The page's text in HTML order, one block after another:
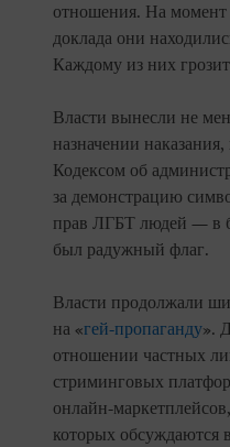
отношения. На момент
доклада они
Каждому из них
Власти вынесли не
назначении
Кодексом об
за демонстрацию
прав ЛГБТ людей — в
был радужный флаг.
Власти продолжали
на «гей-пропаганду».
отношении частных
стриминговых
онлайн-
которых обсуждаются